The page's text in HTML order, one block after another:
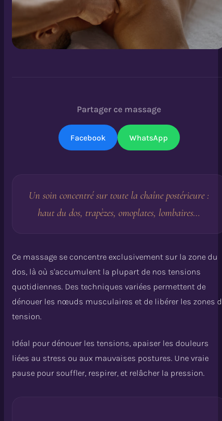
Partager ce massage
Facebook WhatsApp
Un soin concentré sur toute la chaîne postérieure :
haut du dos, trapèzes, omoplates, lombaires…
Ce massage se concentre exclusivement sur la zone du
dos, là où s'accumulent la plupart de nos tensions
quotidiennes. Des techniques variées permettent de
dénouer les nœuds musculaires et de libérer les zones
tension.
Idéal pour dénouer les tensions, apaiser les douleurs
liées au stress ou aux mauvaises postures. Une vraie
pause pour souffler, respirer, et relâcher la pression.